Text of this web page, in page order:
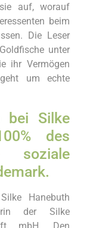
auf, worauf
beim
Die Leser
unter
ihr Vermögen
um echte
bei Silke
des
soziale
Hanebuth
der Silke
mbH. Den